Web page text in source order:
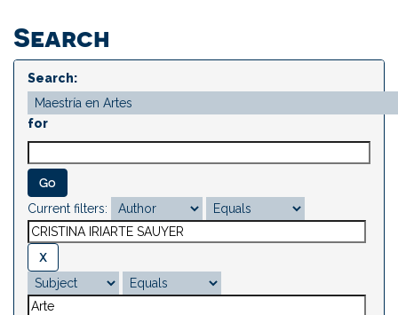
Search
Search:
for
Current filters: